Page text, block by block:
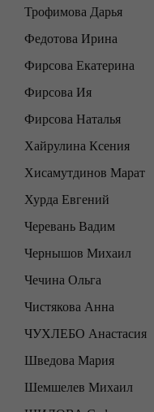
Трофимова Дарья
Федотова Ирина
Фирсова Екатерина
Фирсова Ия
Фирсова Наталья
Хайрулина Ксения
Хисамутдинов Марат
Хурда Евгений
Черевань Вадим
Чернышов Михаил
Чечина Ольга
Чистякова Анна
ЧУХЛЕБО Анастасия
Шведова Мария
Шемшелев Михаил